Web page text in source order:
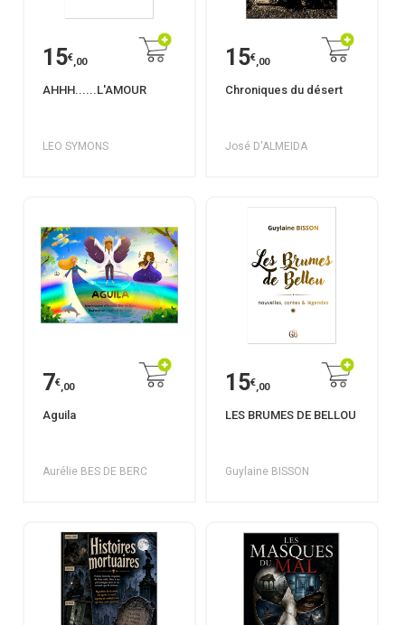
15€,00
AHHH......L'AMOUR
LEO SYMONS
15€,00
Chroniques du désert
José D'ALMEIDA
7€,00
Aguila
Aurélie BES DE BERC
15€,00
LES BRUMES DE BELLOU
Guylaine BISSON